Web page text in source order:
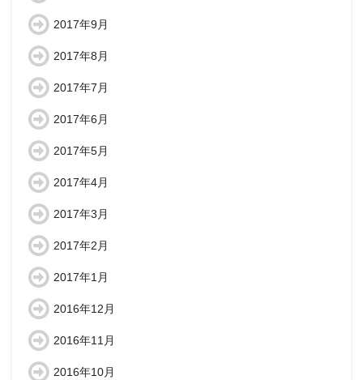
2017年9月
2017年8月
2017年7月
2017年6月
2017年5月
2017年4月
2017年3月
2017年2月
2017年1月
2016年12月
2016年11月
2016年10月